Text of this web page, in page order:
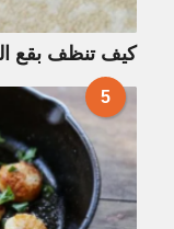
كيف تنظف بقع
5